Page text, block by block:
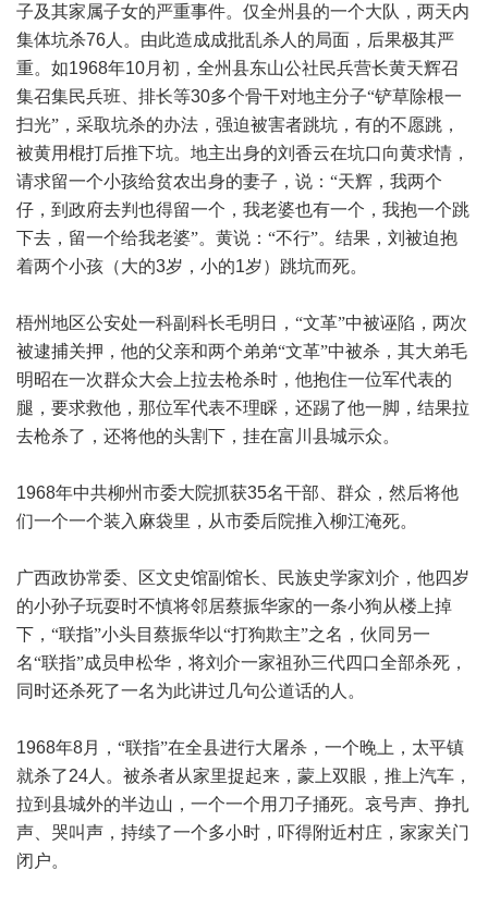
子及其家属子女的严重事件。仅全州县的一个大队，两天内
集体坑杀76 人。由此造成成批乱杀人的局面，后果极其严
重。如1968年10月初，全州县东山公社民兵营长黄天辉召
集召集民兵班、排长等30多个骨干对地主分子“铲草除根一
扫光”，采取坑杀的办法，强迫被害者跳坑，有的不愿跳，
被黄用棍打后推下坑。地主出身的刘香云在坑口向黄求情，
请求留一个小孩给贫农出身的妻子，说：“天辉，我两个
仔，到政府去判也得留一个，我老婆也有一个，我抱一个跳
下去，留一个给我老婆”。黄说：“不行”。结果，刘被迫抱
着两个小孩（大的3岁，小的1岁）跳坑而死。
梧州地区公安处一科副科长毛明日，“文革”中被诬陷，两次
被逮捕关押，他的父亲和两个弟弟“文革”中被杀，其大弟毛
明昭在一次群众大会上拉去枪杀时，他抱住一位军代表的
腿，要求救他，那位军代表不理睬，还踢了他一脚，结果拉
去枪杀了，还将他的头割下，挂在富川县城示众。
1968年中共柳州市委大院抓获35名干部、群众，然后将他
们一个一个装入麻袋里，从市委后院推入柳江淹死。
广西政协常委、区文史馆副馆长、民族史学家刘介，他四岁
的小孙子玩耍时不慎将邻居蔡振华家的一条小狗从楼上掉
下，“联指”小头目蔡振华以“打狗欺主”之名，伙同另一
名“联指”成员申松华，将刘介一家祖孙三代四口全部杀死，
同时还杀死了一名为此讲过几句公道话的人。
1968年8月，“联指”在全县进行大屠杀，一个晚上，太平镇
就杀了24 人。被杀者从家里捉起来，蒙上双眼，推上汽车，
拉到县城外的半边山，一个一个用刀子捅死。哀号声、挣扎
声、哭叫声，持续了一个多小时，吓得附近村庄，家家关门
闭户。